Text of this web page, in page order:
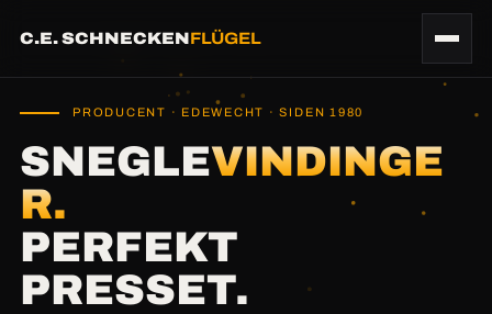
C.E. SCHNECKENFLÜGEL
PRODUCENT · EDEWECHT · SIDEN 1980
SNEGLEVINDINGE
R.
PERFEKT
PRESSET.